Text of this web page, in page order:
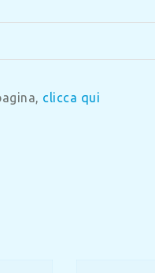
clicca qui